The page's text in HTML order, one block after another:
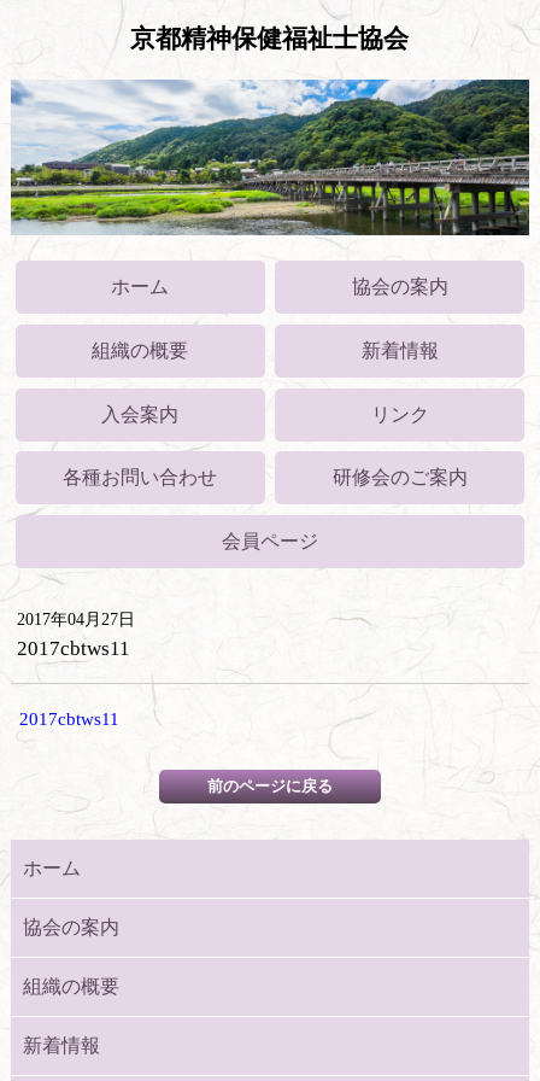
京都精神保健福祉士協会
ホーム 協会の案内
組織の概要 新着情報
入会案内 リンク
各種お問い合わせ 研修会のご案内
会員ページ
2017年04月27日
2017cbtws11
2017cbtws11
ホーム
協会の案内
組織の概要
新着情報